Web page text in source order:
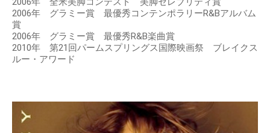
2006年 グラミー賞 最優秀コンテンポラリーR&Bアルバム
賞
2006年 グラミー賞 最優秀R&B楽曲賞
2010年 第21回パームスプリングス国際映画祭 ブレイクス
ルー・アワード